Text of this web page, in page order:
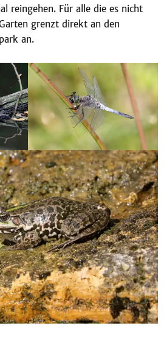
reingehen. Für alle die es nicht
grenzt direkt an den
an.